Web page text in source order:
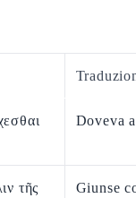
Doveva
τῆς
Giunse